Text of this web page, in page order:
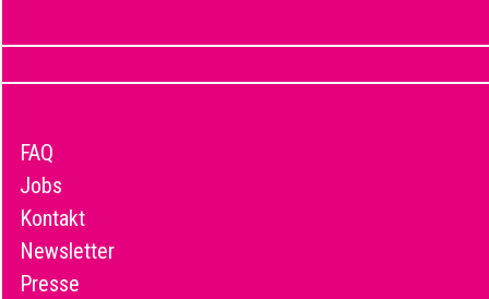
FAQ
Jobs
Kontakt
Newsletter
Presse